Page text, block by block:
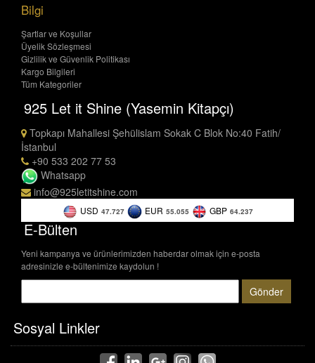
Bilgi
Şartlar ve Koşullar
Üyelik Sözleşmesi
Gizlilik ve Güvenlik Politikası
Kargo Bilgileri
Tüm Kategoriler
925 Let it Shine (Yasemin Kitapçı)
Topkapı Mahallesi Şehülislam Sokak C Blok No:40 Fatih/
İstanbul
+90 533 202 77 53
Whatsapp
info@925letitshine.com
USD 47.727 EUR 55.055 GBP 64.237
E-Bülten
Yeni kampanya ve ürünlerimizden haberdar olmak için e-posta
adresinizle e-bültenimize kaydolun !
Gönder
Sosyal Linkler